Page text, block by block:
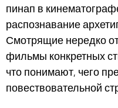
пинап в
распознавание
Смотрящие нередко
фильмы конкретных
что понимают, чего
повествовательной